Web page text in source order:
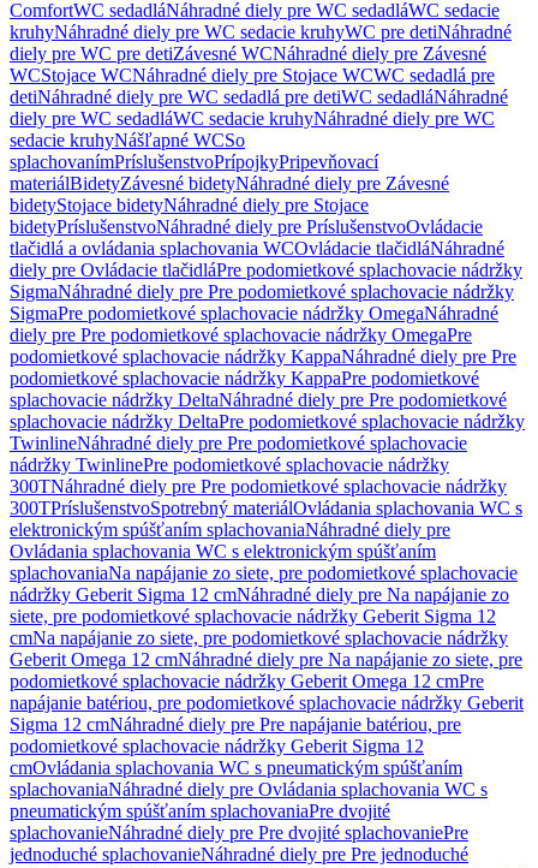
ComfortWC sedadláNáhradné diely pre WC sedadláWC sedacie
kruhyNáhradné diely pre WC sedacie kruhyWC pre detiNáhradné
diely pre WC pre detiZávesné WCNáhradné diely pre Závesné
WCStojace WCNáhradné diely pre Stojace WCWC sedadlá pre
detiNáhradné diely pre WC sedadlá pre detiWC sedadláNáhradné
diely pre WC sedadláWC sedacie kruhyNáhradné diely pre WC
sedacie kruhyNášľapné WCSo
splachovanímPríslušenstvoPrípojkyPripevňovací
materiálBidetyZávesné bidetyNáhradné diely pre Závesné
bidetyStojace bidetyNáhradné diely pre Stojace
bidetyPríslušenstvoNáhradné diely pre PríslušenstvoOvládacie
tlačidlá a ovládania splachovania WCOvládacie tlačidláNáhradné
diely pre Ovládacie tlačidláPre podomietkové splachovacie nádržky
SigmaNáhradné diely pre Pre podomietkové splachovacie nádržky
SigmaPre podomietkové splachovacie nádržky OmegaNáhradné
diely pre Pre podomietkové splachovacie nádržky OmegaPre
podomietkové splachovacie nádržky KappaNáhradné diely pre Pre
podomietkové splachovacie nádržky KappaPre podomietkové
splachovacie nádržky DeltaNáhradné diely pre Pre podomietkové
splachovacie nádržky DeltaPre podomietkové splachovacie nádržky
TwinlineNáhradné diely pre Pre podomietkové splachovacie
nádržky TwinlinePre podomietkové splachovacie nádržky
300TNáhradné diely pre Pre podomietkové splachovacie nádržky
300TPríslušenstvoSpotrebný materiálOvládania splachovania WC s
elektronickým spúšťaním splachovaniaNáhradné diely pre
Ovládania splachovania WC s elektronickým spúšťaním
splachovaniaNa napájanie zo siete, pre podomietkové splachovacie
nádržky Geberit Sigma 12 cmNáhradné diely pre Na napájanie zo
siete, pre podomietkové splachovacie nádržky Geberit Sigma 12
cmNa napájanie zo siete, pre podomietkové splachovacie nádržky
Geberit Omega 12 cmNáhradné diely pre Na napájanie zo siete, pre
podomietkové splachovacie nádržky Geberit Omega 12 cmPre
napájanie batériou, pre podomietkové splachovacie nádržky Geberit
Sigma 12 cmNáhradné diely pre Pre napájanie batériou, pre
podomietkové splachovacie nádržky Geberit Sigma 12
cmOvládania splachovania WC s pneumatickým spúšťaním
splachovaniaNáhradné diely pre Ovládania splachovania WC s
pneumatickým spúšťaním splachovaniaPre dvojité
splachovanieNáhradné diely pre Pre dvojité splachovaniePre
jednoduché splachovanieNáhradné diely pre Pre jednoduché